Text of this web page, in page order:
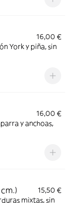
16,00 €
York y piña, sin
16,00 €
y anchoas,
15,50 €
mixtas, sin